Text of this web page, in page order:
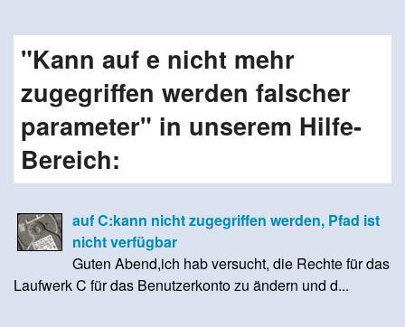
"Kann auf e nicht mehr
zugegriffen werden falscher
parameter" in unserem Hilfe-
Bereich:
auf C:kann nicht zugegriffen werden, Pfad ist
nicht verfügbar
Guten Abend,ich hab versucht, die Rechte für das
Laufwerk C für das Benutzerkonto zu ändern und d...